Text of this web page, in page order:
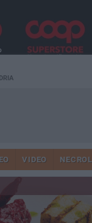
VIDEO